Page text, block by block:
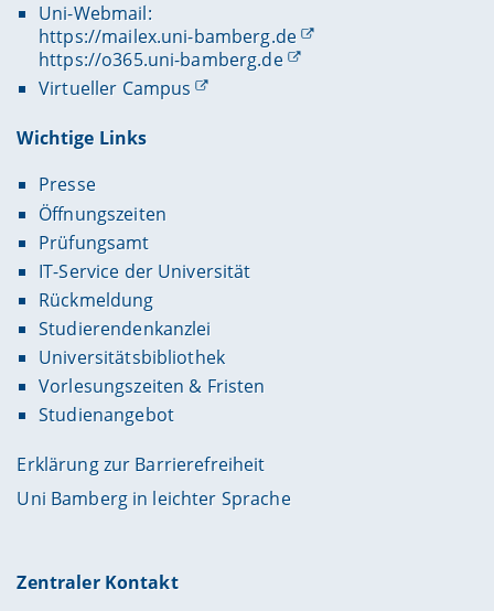
Uni-Webmail:
https://mailex.uni-bamberg.de
https://o365.uni-bamberg.de
Virtueller Campus
Wichtige Links
Presse
Öffnungszeiten
Prüfungsamt
IT-Service der Universität
Rückmeldung
Studierendenkanzlei
Universitätsbibliothek
Vorlesungszeiten & Fristen
Studienangebot
Erklärung zur Barrierefreiheit
Uni Bamberg in leichter Sprache
Zentraler Kontakt